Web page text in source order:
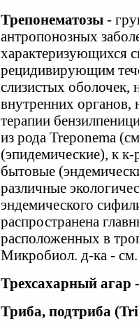
Трепонематозы -
антропонозных
характеризующихся
рецидивирующим
слизистых оболочек,
внутренних органов,
терапии
из рода Treponema
(эпидемические), к
бытовые
различные
эндемического
распространена
расположенных в
Микробиол. д-ка -
Трехсахарный агар
Триба, подтриба